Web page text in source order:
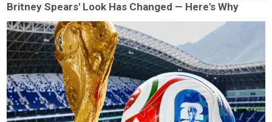
Britney Spears' Look Has Changed — Here's Why